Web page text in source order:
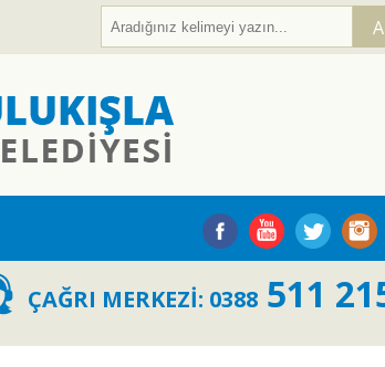
ÇAĞRI MERKEZİ: 0388511